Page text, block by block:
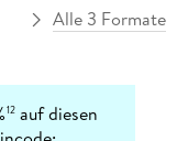
Alle 3 Formate
12 auf diesen